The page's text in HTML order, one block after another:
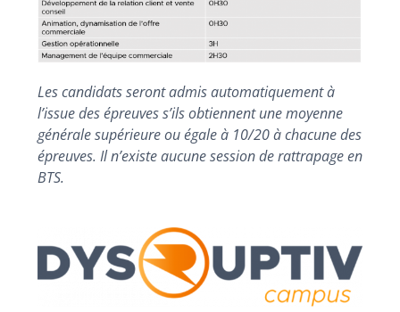
Les candidats seront admis automatiquement à
l’issue des épreuves s’ils obtiennent une moyenne
générale supérieure ou égale à 10/20 à chacune des
épreuves. Il n’existe aucune session de rattrapage en
BTS.